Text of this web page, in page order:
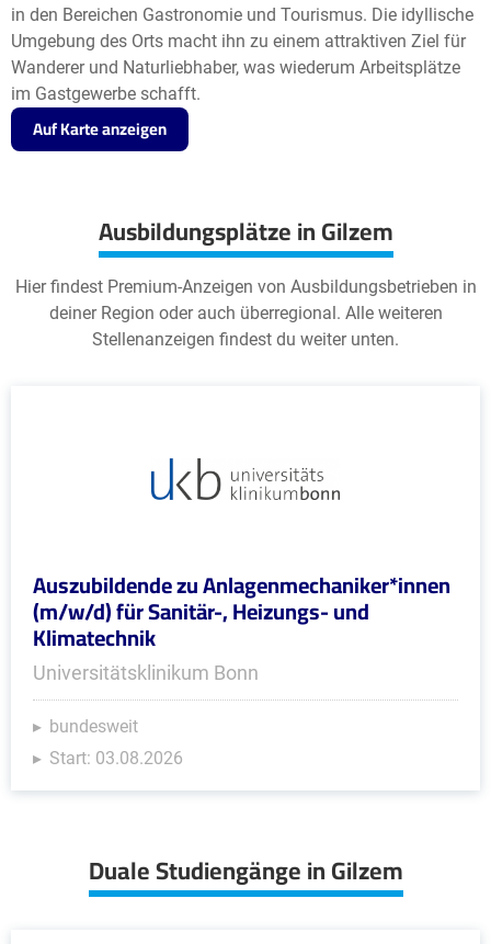
in den Bereichen Gastronomie und Tourismus. Die idyllische
Umgebung des Orts macht ihn zu einem attraktiven Ziel für
Wanderer und Naturliebhaber, was wiederum Arbeitsplätze
im Gastgewerbe schafft.
Auf Karte anzeigen
Ausbildungsplätze in Gilzem
Hier findest Premium-Anzeigen von Ausbildungsbetrieben in
deiner Region oder auch überregional. Alle weiteren
Stellenanzeigen findest du weiter unten.
Auszubildende zu Anlagenmechaniker*innen
(m/w/d) für Sanitär-, Heizungs- und
Klimatechnik
Universitätsklinikum Bonn
bundesweit
Start: 03.08.2026
Duale Studiengänge in Gilzem